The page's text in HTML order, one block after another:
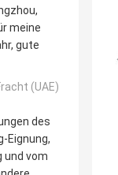
meine
gute
(UAE)
des
Eignung,
und vom